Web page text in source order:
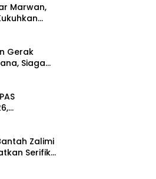
Marwan,
Gerak
Siaga
15
Zalimi
Serifikat